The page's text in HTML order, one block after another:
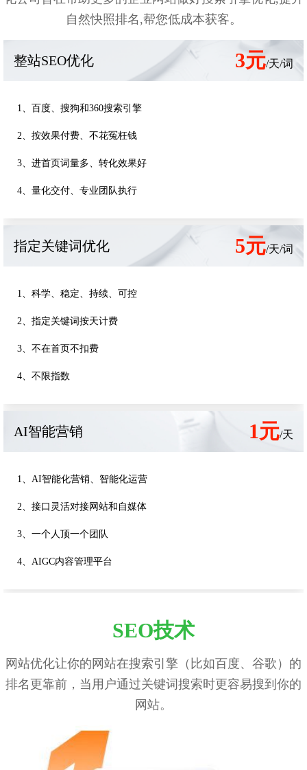
自然快照排名,帮您低成本获客。
整站SEO优化 3元/天/词
1、百度、搜狗和360搜索引擎
2、按效果付费、不花冤枉钱
3、进首页词量多、转化效果好
4、量化交付、专业团队执行
指定关键词优化 5元/天/词
1、科学、稳定、持续、可控
2、指定关键词按天计费
3、不在首页不扣费
4、不限指数
AI智能营销 1元/天
1、AI智能化营销、智能化运营
2、接口灵活对接网站和自媒体
3、一个人顶一个团队
4、AIGC内容管理平台
SEO技术
网站优化让你的网站在搜索引擎（比如百度、谷歌）的
排名更靠前，当用户通过关键词搜索时更容易搜到你的
网站。